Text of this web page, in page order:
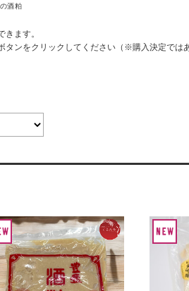
酒粕
ます。
タンをクリックしてください（※購入決定では